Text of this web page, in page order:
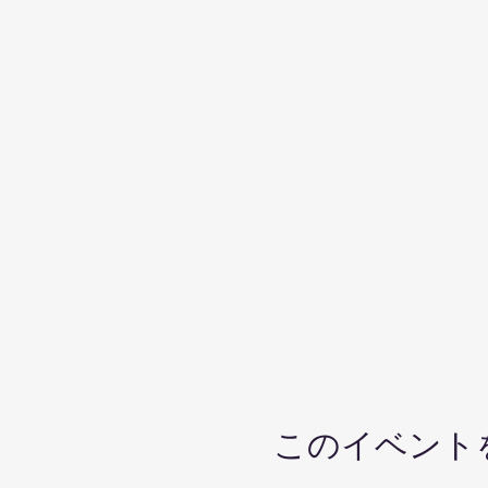
このイベント